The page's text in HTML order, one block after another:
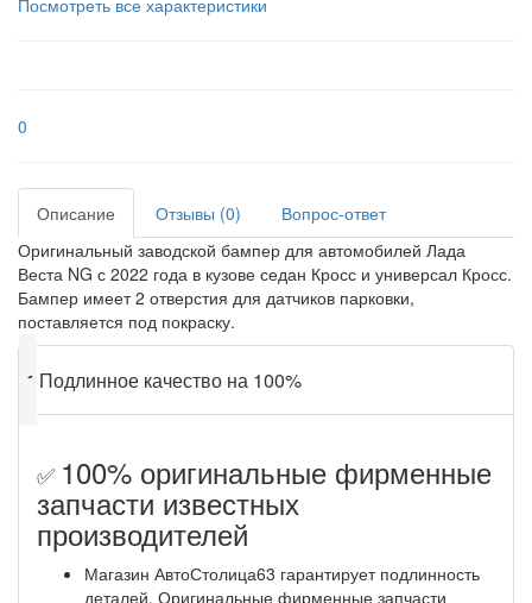
0
Описание Отзывы (0)
Вопрос-ответ
Оригинальный заводской бампер для автомобилей Лада
Веста NG с 2022 года в кузове седан Кросс и универсал Кросс.
Бампер имеет 2 отверстия для датчиков парковки,
поставляется под покраску.
✔ Подлинное качество на 100%
✅ 100% оригинальные фирменные
запчасти известных
производителей
Магазин АвтоСтолица63 гарантирует подлинность
деталей. Оригинальные фирменные запчасти